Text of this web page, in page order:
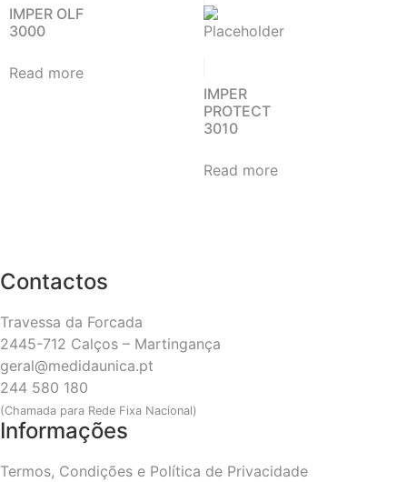
IMPER OLF
3000
Read more
IMPER
PROTECT
3010
Read more
Contactos
Travessa da Forcada
2445-712 Calços – Martingança
geral@medidaunica.pt
244 580 180
(Chamada para Rede Fixa Nacional)
Informações
Termos, Condições e Política de Privacidade